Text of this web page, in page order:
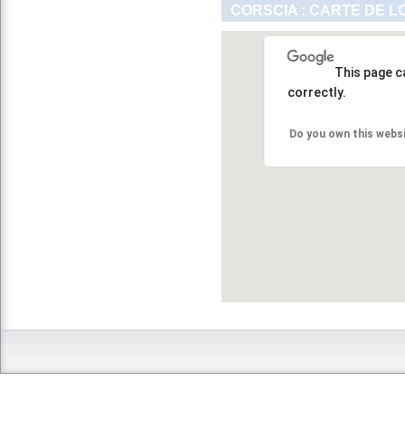
CORSCIA : CARTE DE
This page
correctly.
Do you own this